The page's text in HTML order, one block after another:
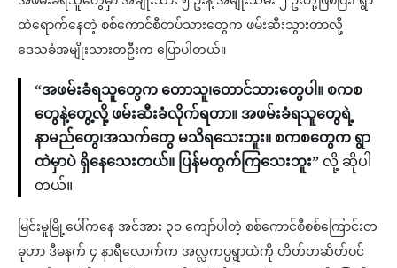
ထဲရောက်နေတဲ့ စစ်ကောင်စီတပ်သားတွေက ဖမ်းဆီးသွားတာလို့
ဒေသခံအမျိုးသားတဦးက ပြောပါတယ်။
“အဖမ်းခံရသူတွေက တောသူ၊တောင်သားတွေပါ။ စကစ
တွေနဲ့တွေ့လို့ ဖမ်းဆီးခံလိုက်ရတာ။ အဖမ်းခံရသူတွေရဲ့
နာမည်တွေ၊အသက်တွေ မသိရသေးဘူး။ စကစတွေက ရွာ
ထဲမှာပဲ ရှိနေသေးတယ်။ ပြန်မထွက်ကြသေးဘူး” လို့ ဆိုပါ
တယ်။
မြင်းမူမြို့ပေါ်ကနေ အင်အား ၃၀ ကျော်ပါတဲ့ စစ်ကောင်စီစစ်ကြောင်းတ
ခုဟာ ဒီမနက် ၄ နာရီလောက်က အလ္လကပ္ပရွာထဲကို တိတ်တဆိတ်ဝင်